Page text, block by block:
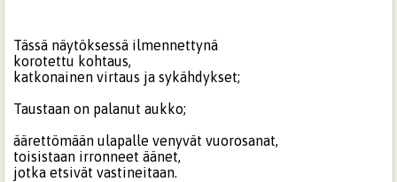
Tässä näytöksessä ilmennettynä
korotettu kohtaus,
katkonainen virtaus ja sykähdykset;
Taustaan on palanut aukko;
äärettömään ulapalle venyvät vuorosanat,
toisistaan irronneet äänet,
jotka etsivät vastineitaan.